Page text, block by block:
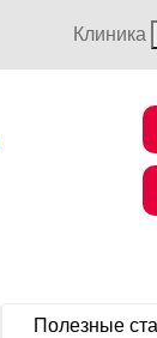
Клиника
Полезные